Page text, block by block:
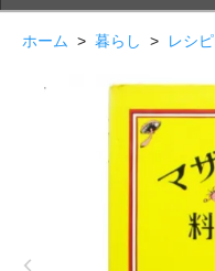
ホーム > 暮らし > レシピ